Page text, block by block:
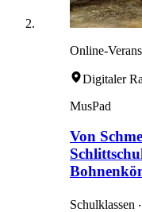
Online-
Digitaler
MusPad
Von
Schulklassen